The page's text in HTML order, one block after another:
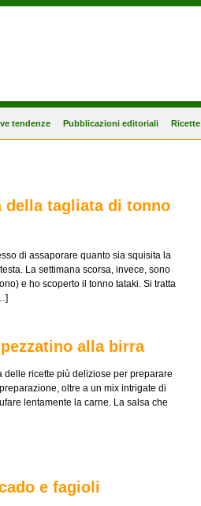
tendenze Pubblicazioni editoriali Ricette
della tagliata di tonno
di assaporare quanto sia squisita la
La settimana scorsa, invece, sono
e ho scoperto il tonno tataki. Si tratta
alla birra
delle ricette più deliziose per preparare
oltre a un mix intrigate di
lentamente la carne. La salsa che
e fagioli